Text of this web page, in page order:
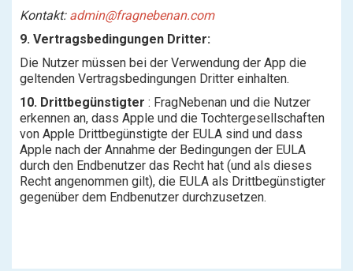
Kontakt: admin@fragnebenan.com
9. Vertragsbedingungen Dritter:
Die Nutzer müssen bei der Verwendung der App die
geltenden Vertragsbedingungen Dritter einhalten.
10. Drittbegünstigter : FragNebenan und die Nutzer
erkennen an, dass Apple und die Tochtergesellschaften
von Apple Drittbegünstigte der EULA sind und dass
Apple nach der Annahme der Bedingungen der EULA
durch den Endbenutzer das Recht hat (und als dieses
Recht angenommen gilt), die EULA als Drittbegünstigter
gegenüber dem Endbenutzer durchzusetzen.